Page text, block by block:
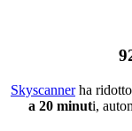
Skyscannerha
a 20 minuti,